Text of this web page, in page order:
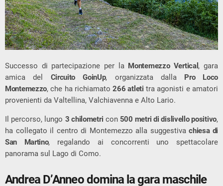
Successo di partecipazione per la Montemezzo Vertical , gara
amica del Circuito GoinUp, organizzata dalla Pro Loco
Montemezzo, che ha richiamato266 atleti tra agonisti e amatori
provenienti da Valtellina, Valchiavenna e Alto Lario.
Il percorso, lungo 3 chilometri con 500 metri di dislivello positivo,
ha collegato il centro di Montemezzo alla suggestivachiesa di
San Martino, regalando ai concorrenti uno spettacolare
panorama sul Lago di Como.
Andrea D’Anneo domina la gara maschile